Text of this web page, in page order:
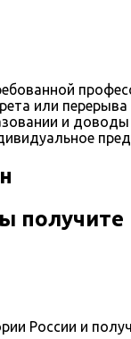
или
и
получите
России и